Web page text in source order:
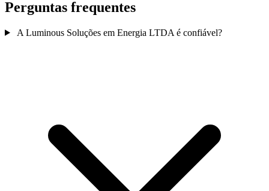
Perguntas frequentes
A Luminous Soluções em Energia LTDA é confiável?